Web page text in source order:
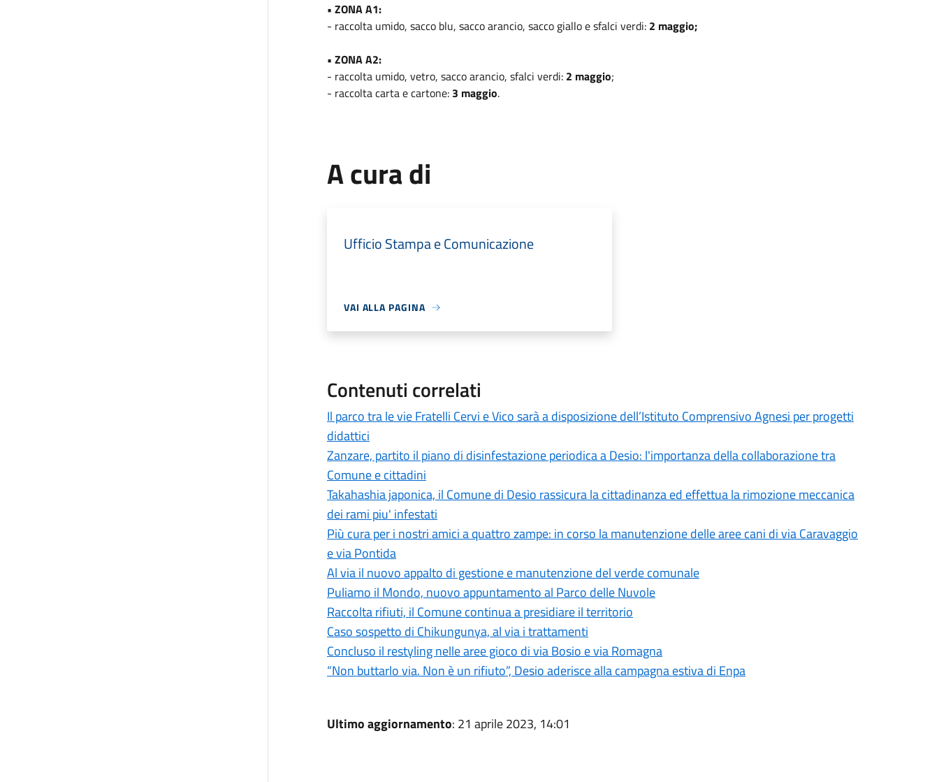
• ZONA A1:
- raccolta umido, sacco blu, sacco arancio, sacco giallo e sfalci verdi: 2 maggio;
• ZONA A2:
- raccolta umido, vetro, sacco arancio, sfalci verdi: 2 maggio;
- raccolta carta e cartone: 3 maggio.
A cura di
Ufficio Stampa e Comunicazione
VAI ALLA PAGINA
Contenuti correlati
Il parco tra le vie Fratelli Cervi e Vico sarà a disposizione dell’Istituto Comprensivo Agnesi per progetti
didattici
Zanzare, partito il piano di disinfestazione periodica a Desio: l'importanza della collaborazione tra
Comune e cittadini
Takahashia japonica, il Comune di Desio rassicura la cittadinanza ed effettua la rimozione meccanica
dei rami piu' infestati
Più cura per i nostri amici a quattro zampe: in corso la manutenzione delle aree cani di via Caravaggio
e via Pontida
Al via il nuovo appalto di gestione e manutenzione del verde comunale
Puliamo il Mondo, nuovo appuntamento al Parco delle Nuvole
Raccolta rifiuti, il Comune continua a presidiare il territorio
Caso sospetto di Chikungunya, al via i trattamenti
Concluso il restyling nelle aree gioco di via Bosio e via Romagna
“Non buttarlo via. Non è un rifiuto”, Desio aderisce alla campagna estiva di Enpa
Ultimo aggiornamento: 21 aprile 2023, 14:01